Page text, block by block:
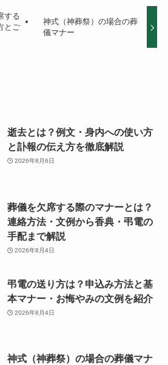
する
とご
神式（神葬祭）の場合の葬
儀マナー
逝去とは？例文・身内への使い方
と訃報の伝え方を徹底解説
2026年8月6日
葬儀を欠席する際のマナーとは？
連絡方法・文例から香典・弔電の
手配まで解説
2026年8月4日
弔電の送り方は？申込み方法と基
本マナー・お悔やみの文例を紹介
2026年8月4日
神式（神葬祭）の場合の葬儀マナ